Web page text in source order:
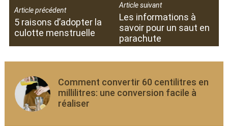
Article précédent
5 raisons d’adopter la
culotte menstruelle
Article suivant
Les informations à
savoir pour un saut en
parachute
Comment convertir 60 centilitres en
millilitres: une conversion facile à
réaliser